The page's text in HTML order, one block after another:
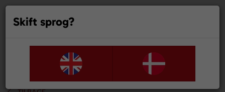
Skift sprog?